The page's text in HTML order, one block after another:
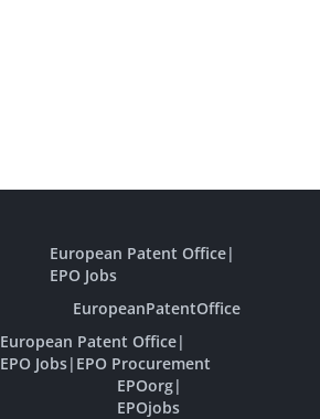
European Patent Office|
EPO Jobs
EuropeanPatentOffice
European Patent Office|
EPO Jobs| EPO Procurement
EPOorg|
EPOjobs